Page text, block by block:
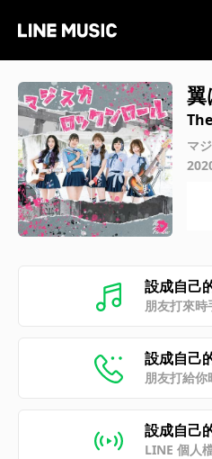
マ
設成自己
朋友打來
設成自己
朋友打給
設成自己
LINE 個人